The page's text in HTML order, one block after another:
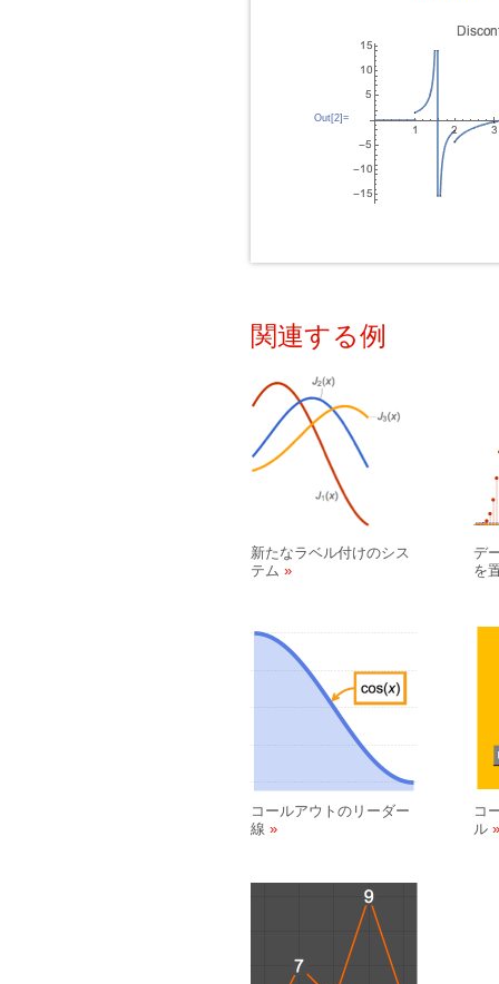
Out[2]=
関連する例
新たなラベル付けのシス
テム
デ
を
コールアウトのリーダー
線
コ
ル